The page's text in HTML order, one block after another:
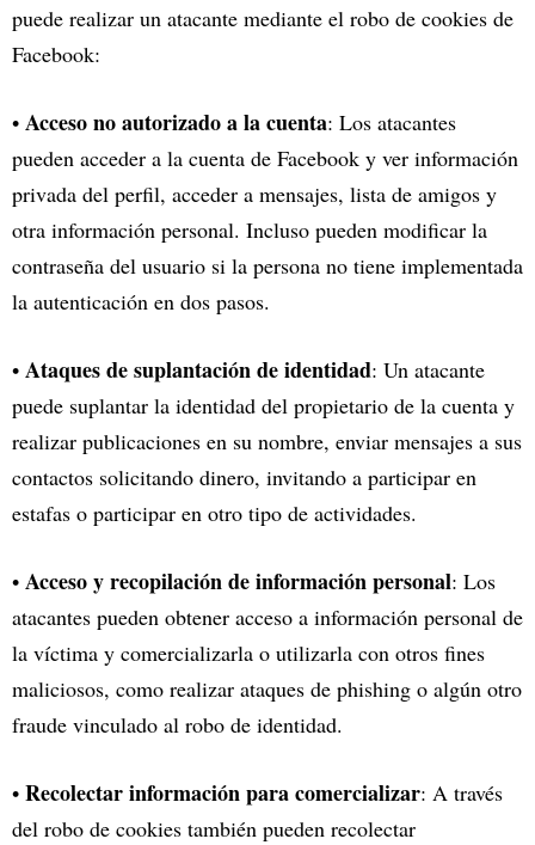
puede realizar un atacante mediante el robo de cookies de
Facebook:
• Acceso no autorizado a la cuenta: Los atacantes
pueden acceder a la cuenta de Facebook y ver información
privada del perfil, acceder a mensajes, lista de amigos y
otra información personal. Incluso pueden modificar la
contraseña del usuario si la persona no tiene implementada
la autenticación en dos pasos.
• Ataques de suplantación de identidad: Un atacante
puede suplantar la identidad del propietario de la cuenta y
realizar publicaciones en su nombre, enviar mensajes a sus
contactos solicitando dinero, invitando a participar en
estafas o participar en otro tipo de actividades.
• Acceso y recopilación de información personal: Los
atacantes pueden obtener acceso a información personal de
la víctima y comercializarla o utilizarla con otros fines
maliciosos, como realizar ataques de phishing o algún otro
fraude vinculado al robo de identidad.
• Recolectar información para comercializar: A través
del robo de cookies también pueden recolectar